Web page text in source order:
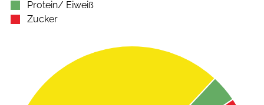
Protein/ Eiweiß
Zucker